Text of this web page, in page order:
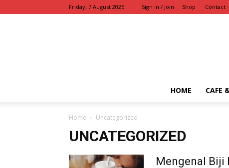
Friday, 7 August 2026 Sign in / Join Shop Contact
HOME CAFE
Home Uncategorized
UNCATEGORIZED
Mengenal Biji